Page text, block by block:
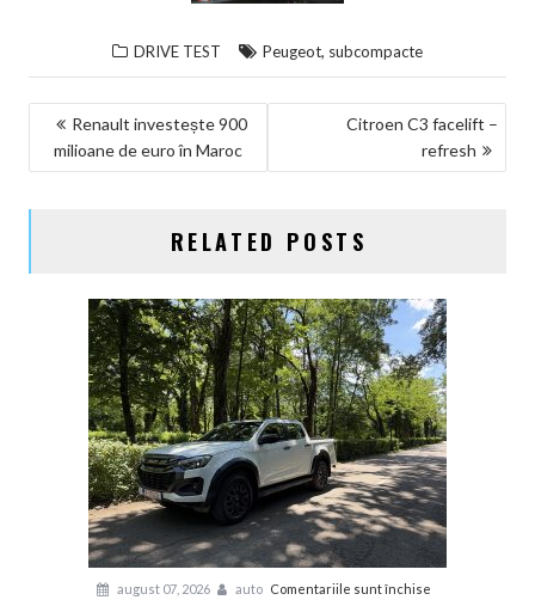
DRIVE TEST Peugeot, subcompacte
NAVIGARE
ÎN
Renault investește 900
milioane de euro în Maroc
Citroen C3 facelift –
refresh
RELATED POSTS
august 07, 2026 auto Comentariile sunt închise